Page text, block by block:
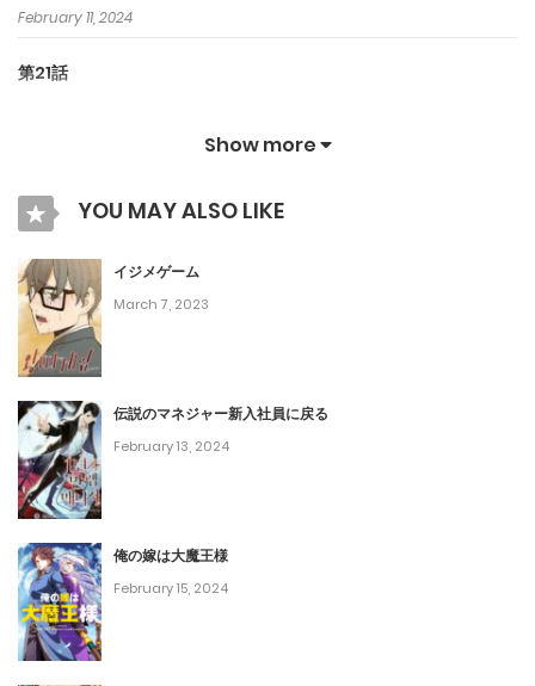
February 11, 2024
第21話
January 31, 2024
第19話
January 30, 2024
第18話
January 26, 2024
第17話
January 23, 2024
第16話
January 20, 2024
第15話
Show more
YOU MAY ALSO LIKE
イジメゲーム
March 7, 2023
伝説のマネジャー新入社員に戻る
February 13, 2024
俺の嫁は大魔王様
February 15, 2024